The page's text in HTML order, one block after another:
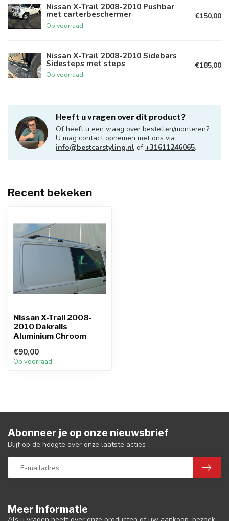
Nissan X-Trail 2008-2010 Pushbar
met carterbeschermer
Op voorraad
€150,00
Nissan X-Trail 2008-2010 Sidebars
Sidesteps met steps
Op voorraad
€185,00
Heeft u vragen over dit product?
Of heeft u een vraag over bestellen/monteren?
U mag contact opnemen met ons via
info@bestcarstyling.nl of +31611246065.
Recent bekeken
Nissan X-Trail 2008-
2010 Dakrails
Aluminium Chroom
€90,00
Op voorraad
Meer informatie
Abonneer je op onze nieuwsbrief
Blijf op de hoogte over onze laatste acties